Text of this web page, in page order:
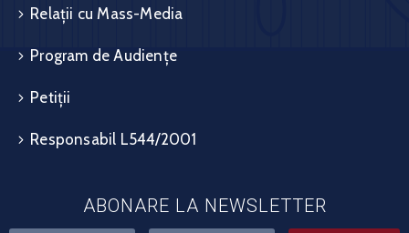
Relații cu Mass-Media
Program de Audiențe
Petiții
Responsabil L544/2001
ABONARE LA NEWSLETTER